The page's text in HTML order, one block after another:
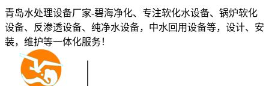
青岛水处理设备厂家-碧海净化、专注软化水设备、锅炉软化
设备、反渗透设备、纯净水设备，中水回用设备等，设计、安
装，维护等一体化服务！